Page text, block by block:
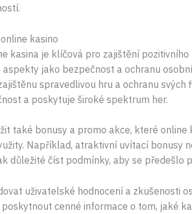
kasino
kasina je klíčová pro zajištění
jako bezpečnost a ochranu
spravedlivou hru a ochranu
a poskytuje široké spektrum her.
také bonusy a promo akce, které
Například, atraktivní uvítací bonusy
důležité číst podmínky, aby se
uživatelské hodnocení a zkušenosti
cenné informace o tom, jaké